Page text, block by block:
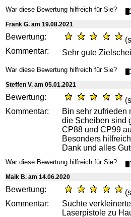
War diese Bewertung hilfreich für Sie?
Frank G. am 19.08.2021
Bewertung:
Kommentar:
Sehr gute
War diese Bewertung hilfreich für Sie?
Steffen V. am 05.01.2021
Bewertung:
Kommentar:
Bin sehr zufrieden
die Scheiben sind
CP88 und CP99
Besonders
Dank und alles
War diese Bewertung hilfreich für Sie?
Maik B. am 14.06.2020
Bewertung:
Kommentar:
Suchte
Laserpistole zu